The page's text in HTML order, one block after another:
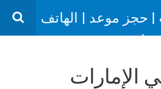
حجز موعد | الهاتف
الإمارات